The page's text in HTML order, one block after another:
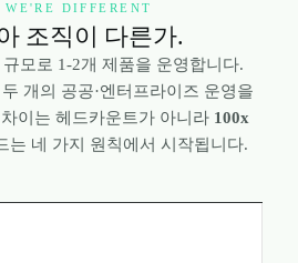
WE'RE DIFFERENT
조직이 다른가.
모로 1-2개 제품을 운영합니다.
개의 공공·엔터프라이즈 운영을
이는 헤드카운트가 아니라 100x
는 네 가지 원칙에서 시작됩니다.